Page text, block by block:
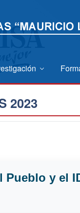
2023
Pueblo y el